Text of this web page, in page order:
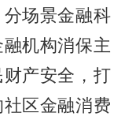
场景金融科
机构消保主
产安全，打
区金融消费